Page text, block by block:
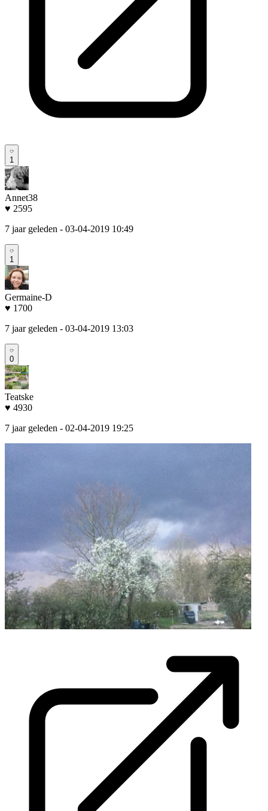
1
Annet38
♥ 2595
7 jaar geleden - 03-04-2019 10:49
1
Germaine-D
♥ 1700
7 jaar geleden - 03-04-2019 13:03
0
Teatske
♥ 4930
7 jaar geleden - 02-04-2019 19:25